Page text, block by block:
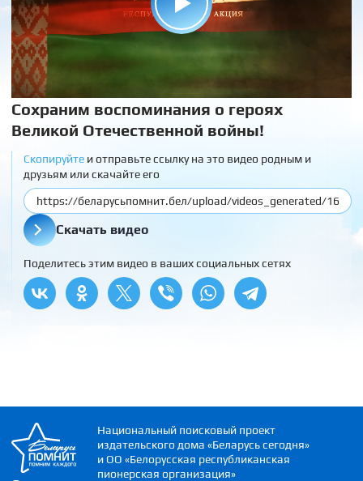
Сохраним воспоминания о героях
Великой Отечественной войны!
Скопируйтеи отправьте ссылку на это видео родным и
друзьям или скачайте его
Скачать видео
Поделитесь этим видео в ваших социальных сетях
Национальный поисковый проект
издательского дома «Беларусь сегодня»
и ОО «Белорусская республиканская
пионерская организация»